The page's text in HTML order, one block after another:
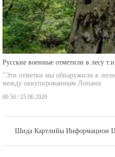
Русские военные отметили в лесу
"Эти отметки мы обнаружили в
между оккупированным Лопани
00:50 / 25.06.2020
Шида Картлийы Информацион